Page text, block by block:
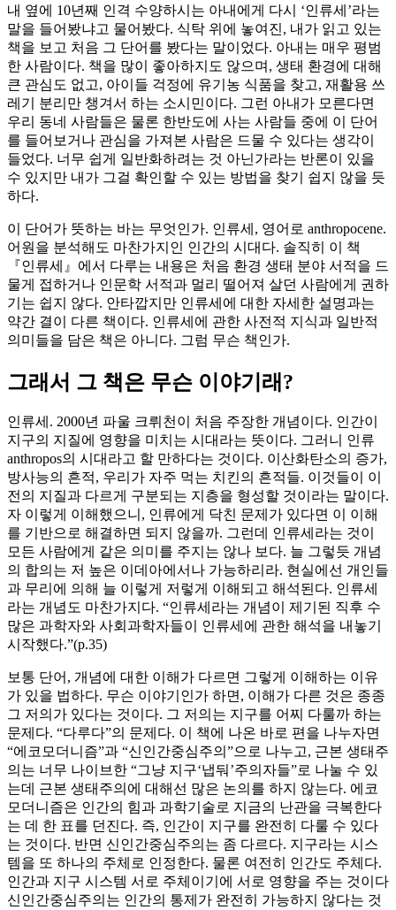
내 옆에 10년째 인격 수양하시는 아내에게 다시 ‘인류세’라는
말을 들어봤냐고 물어봤다. 식탁 위에 놓여진, 내가 읽고 있는
책을 보고 처음 그 단어를 봤다는 말이었다. 아내는 매우 평범
한 사람이다. 책을 많이 좋아하지도 않으며, 생태 환경에 대해
큰 관심도 없고, 아이들 걱정에 유기농 식품을 찾고, 재활용 쓰
레기 분리만 챙겨서 하는 소시민이다. 그런 아내가 모른다면
우리 동네 사람들은 물론 한반도에 사는 사람들 중에 이 단어
를 들어보거나 관심을 가져본 사람은 드물 수 있다는 생각이
들었다. 너무 쉽게 일반화하려는 것 아닌가라는 반론이 있을
수 있지만 내가 그걸 확인할 수 있는 방법을 찾기 쉽지 않을 듯
하다.
이 단어가 뜻하는 바는 무엇인가. 인류세, 영어로 anthropocene.
어원을 분석해도 마찬가지인 인간의 시대다. 솔직히 이 책
『인류세』에서 다루는 내용은 처음 환경 생태 분야 서적을 드
물게 접하거나 인문학 서적과 멀리 떨어져 살던 사람에게 권하
기는 쉽지 않다. 안타깝지만 인류세에 대한 자세한 설명과는
약간 결이 다른 책이다. 인류세에 관한 사전적 지식과 일반적
의미들을 담은 책은 아니다. 그럼 무슨 책인가.
그래서 그 책은 무슨 이야기래?
인류세. 2000년 파울 크뤼천이 처음 주장한 개념이다. 인간이
지구의 지질에 영향을 미치는 시대라는 뜻이다. 그러니 인류
anthropos의 시대라고 할 만하다는 것이다. 이산화탄소의 증가,
방사능의 흔적, 우리가 자주 먹는 치킨의 흔적들. 이것들이 이
전의 지질과 다르게 구분되는 지층을 형성할 것이라는 말이다.
자 이렇게 이해했으니, 인류에게 닥친 문제가 있다면 이 이해
를 기반으로 해결하면 되지 않을까. 그런데 인류세라는 것이
모든 사람에게 같은 의미를 주지는 않나 보다. 늘 그렇듯 개념
의 합의는 저 높은 이데아에서나 가능하리라. 현실에선 개인들
과 무리에 의해 늘 이렇게 저렇게 이해되고 해석된다. 인류세
라는 개념도 마찬가지다. “인류세라는 개념이 제기된 직후 수
많은 과학자와 사회과학자들이 인류세에 관한 해석을 내놓기
시작했다.”(p.35)
보통 단어, 개념에 대한 이해가 다르면 그렇게 이해하는 이유
가 있을 법하다. 무슨 이야기인가 하면, 이해가 다른 것은 종종
그 저의가 있다는 것이다. 그 저의는 지구를 어찌 다룰까 하는
문제다. “다루다”의 문제다. 이 책에 나온 바로 편을 나누자면
“에코모더니즘”과 “신인간중심주의”으로 나누고, 근본 생태주
의는 너무 나이브한 “그냥 지구‘냅둬’주의자들”로 나눌 수 있
는데 근본 생태주의에 대해선 많은 논의를 하지 않는다. 에코
모더니즘은 인간의 힘과 과학기술로 지금의 난관을 극복한다
는 데 한 표를 던진다. 즉, 인간이 지구를 완전히 다룰 수 있다
는 것이다. 반면 신인간중심주의는 좀 다르다. 지구라는 시스
템을 또 하나의 주체로 인정한다. 물론 여전히 인간도 주체다.
인간과 지구 시스템 서로 주체이기에 서로 영향을 주는 것이다
신인간중심주의는 인간의 통제가 완전히 가능하지 않다는 것